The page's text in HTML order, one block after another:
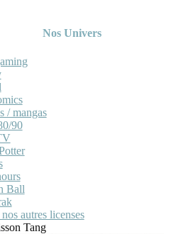
Nos Univers
/ mangas
90
Ball
autres licenses
Tang